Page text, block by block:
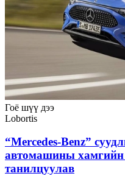
Гоё шүү дээ
Lobortis
“Mercedes-Benz”
автомашины хамгийн
танилцуулав